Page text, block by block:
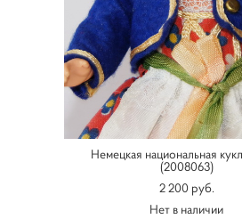
Немецкая национальная
(2008063)
2 200 pуб.
Нет в наличии